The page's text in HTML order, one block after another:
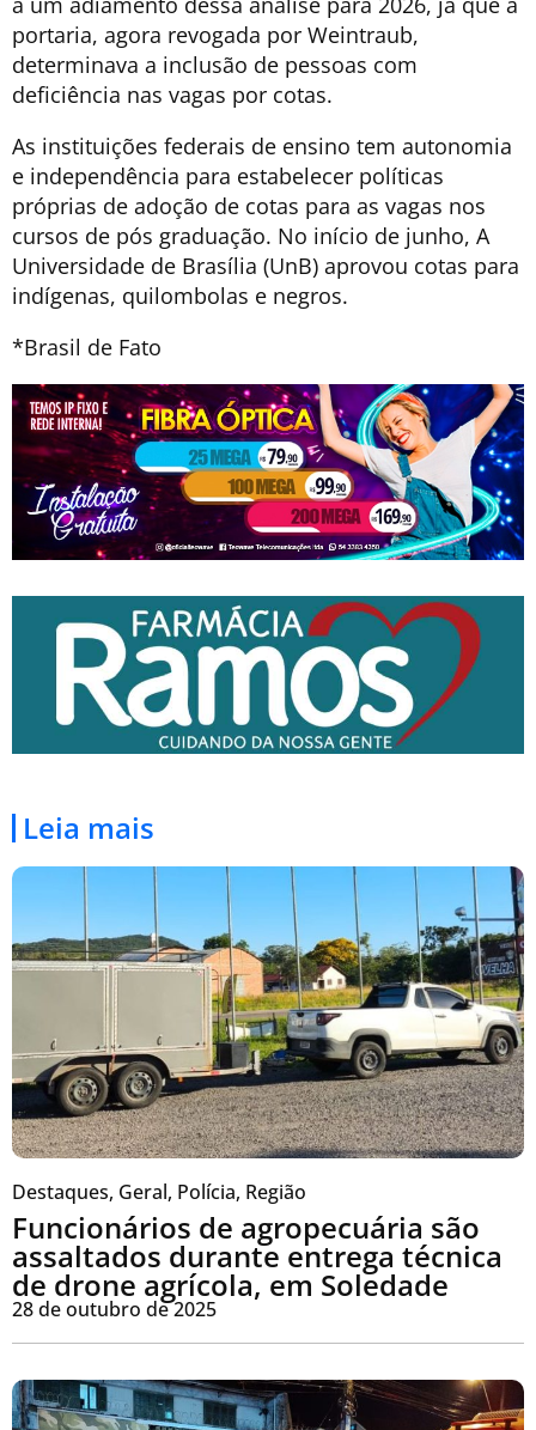
portaria, agora revogada por Weintraub,
determinava a inclusão de pessoas com
deficiência nas vagas por cotas.
As instituições federais de ensino tem autonomia
e independência para estabelecer políticas
próprias de adoção de cotas para as vagas nos
cursos de pós graduação. No início de junho, A
Universidade de Brasília (UnB) aprovou cotas para
indígenas, quilombolas e negros.
*Brasil de Fato
Leia mais
Destaques, Geral, Polícia, Região
Funcionários de agropecuária são
assaltados durante entrega técnica
de drone agrícola, em Soledade
28 de outubro de 2025